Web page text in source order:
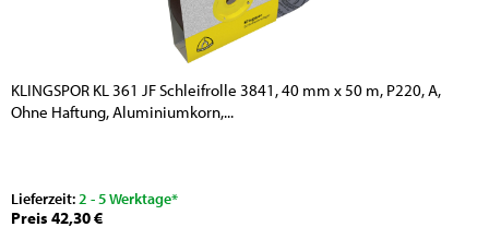
KLINGSPOR KL 361 JF Schleifrolle 3841, 40 mm x 50 m, P220, A,
Ohne Haftung, Aluminiumkorn,...
Lieferzeit:2 - 5 Werktage*
Preis 42,30 €